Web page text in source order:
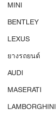
MINI
BENTLEY
LEXUS
ยางรถยนต์
AUDI
MASERATI
LAMBORGHINI